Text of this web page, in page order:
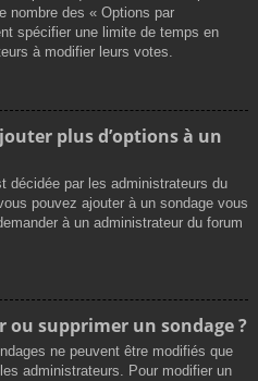
nombre des « Options par
spécifier une limite de temps en
à modifier leurs votes.
plus d’options à un
décidée par les administrateurs du
pouvez ajouter à un sondage vous
à un administrateur du forum
supprimer un sondage ?
ne peuvent être modifiés que
administrateurs. Pour modifier un